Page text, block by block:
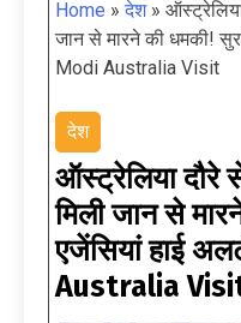
Home »देश»
जान से मारने की धमकी!
Modi Australia Visit
देश
ऑस्ट्रेलिया दौरे
मिली जान से
एजेंसियां हाई
Australia